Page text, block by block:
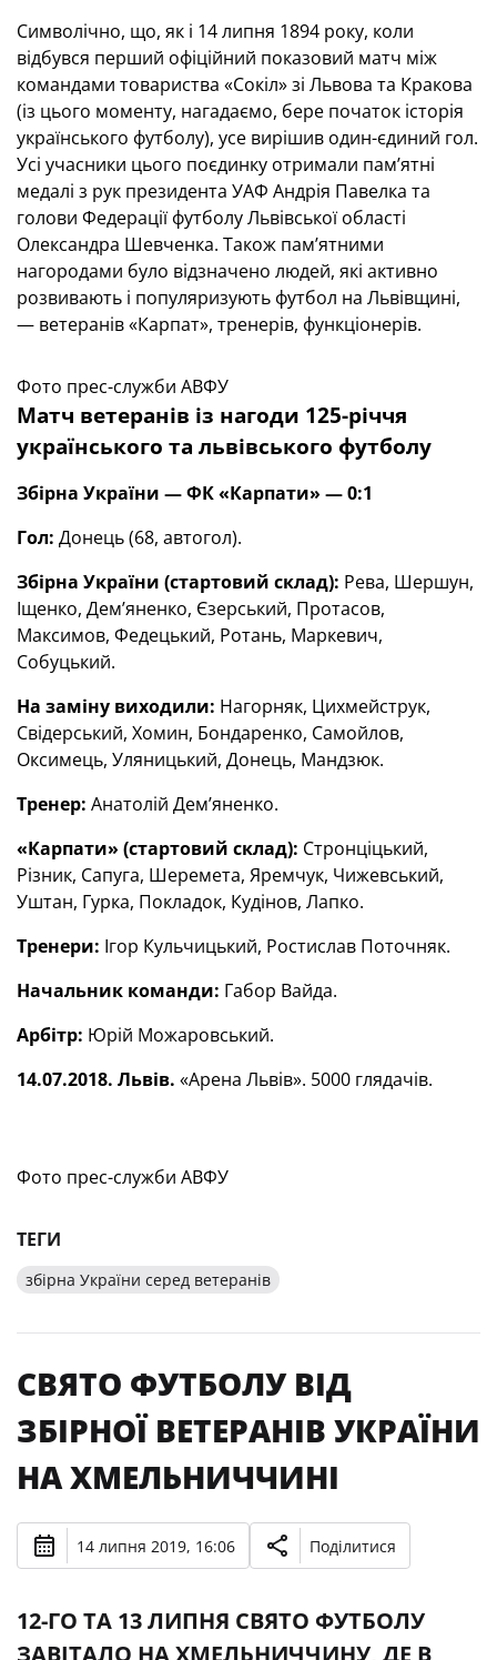
Символічно, що, як і 14 липня 1894 року, коли
відбувся перший офіційний показовий матч між
командами товариства «Сокіл» зі Львова та Кракова
(із цього моменту, нагадаємо, бере початок історія
українського футболу), усе вирішив один-єдиний гол.
Усі учасники цього поєдинку отримали пам’ятні
медалі з рук президента УАФ Андрія Павелка та
голови Федерації футболу Львівської області
Олександра Шевченка. Також пам’ятними
нагородами було відзначено людей, які активно
розвивають і популяризують футбол на Львівщині,
— ветеранів «Карпат», тренерів, функціонерів.
Фото прес-служби АВФУ
Матч ветеранів із нагоди 125-річчя
українського та львівського футболу
Збірна України — ФК «Карпати» — 0:1
Гол: Донець (68, автогол).
Збірна України (стартовий склад): Рева, Шершун,
Іщенко, Дем’яненко, Єзерський, Протасов,
Максимов, Федецький, Ротань, Маркевич,
Собуцький.
На заміну виходили: Нагорняк, Цихмейструк,
Свідерський, Хомин, Бондаренко, Самойлов,
Оксимець, Уляницький, Донець, Мандзюк.
Тренер: Анатолій Дем’яненко.
«Карпати» (стартовий склад): Стронціцький,
Різник, Сапуга, Шеремета, Яремчук, Чижевський,
Уштан, Гурка, Покладок, Кудінов, Лапко.
Тренери: Ігор Кульчицький, Ростислав Поточняк.
Начальник команди: Габор Вайда.
Арбітр: Юрій Можаровський.
14.07.2018. Львів. «Арена Львів». 5000 глядачів.
Фото прес-служби АВФУ
ТЕГИ
збірна України серед ветеранів
СВЯТО ФУТБОЛУ ВІД
ЗБІРНОЇ ВЕТЕРАНІВ УКРАЇНИ
НА ХМЕЛЬНИЧЧИНІ
14 липня 2019, 16:06 Поділитися
12-ГО ТА 13 ЛИПНЯ СВЯТО ФУТБОЛУ
ЗАВІТАЛО НА ХМЕЛЬНИЧЧИНУ, ДЕ В